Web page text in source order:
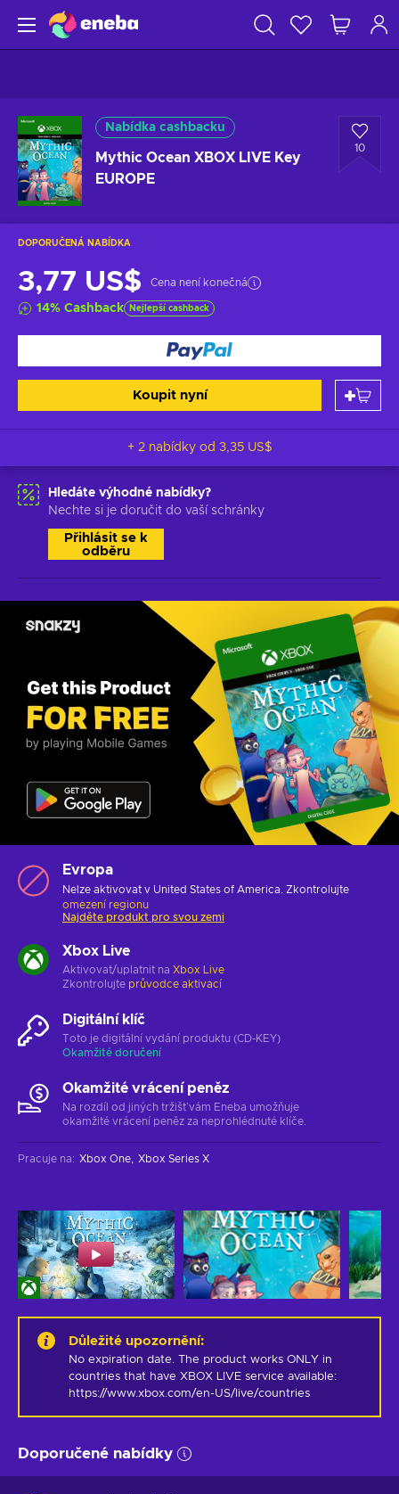
Nabídka cashbacku
Mythic Ocean XBOX LIVE Key
EUROPE
10
DOPORUČENÁ NABÍDKA
3,77 US$ Cena není konečná
14% Cashback Nejlepší cashback
Koupit nyní
+ 2 nabídky od 3,35 US$
Hledáte výhodné nabídky?
Nechte si je doručit do vaší schránky
Přihlásit se k
odběru
Evropa
Nelze aktivovat v United States of America. Zkontrolujte
omezení regionu
Najděte produkt pro svou zemi
Xbox Live
Aktivovat/uplatnit na Xbox Live
Zkontrolujte průvodce aktivací
Digitální klíč
Toto je digitální vydání produktu (CD-KEY)
Okamžité doručení
Okamžité vrácení peněz
Na rozdíl od jiných tržišť vám Eneba umožňuje
okamžité vrácení peněz za neprohlédnuté klíče.
Pracuje na: Xbox One Xbox Series X
Důležité upozornění:
No expiration date. The product works ONLY in
countries that have XBOX LIVE service available:
https://www.xbox.com/en-US/live/countries
Doporučené nabídky